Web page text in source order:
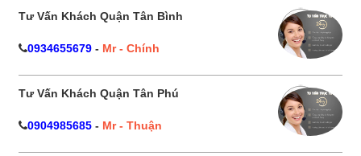
Tư Vấn Khách Quận Tân Bình
0934655679 - Mr - Chính
Tư Vấn Khách Quận Tân Phú
0904985685 - Mr - Thuận